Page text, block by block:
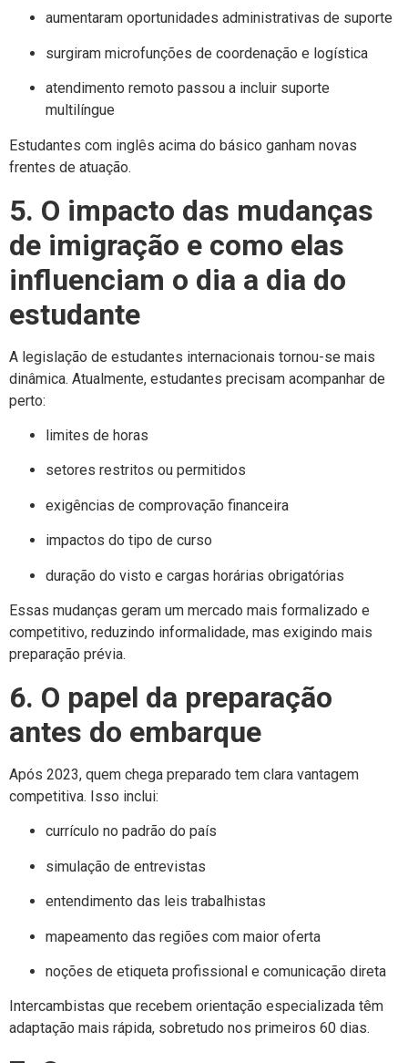
aumentaram oportunidades administrativas de suporte
surgiram microfunções de coordenação e logística
atendimento remoto passou a incluir suporte
multilíngue
Estudantes com inglês acima do básico ganham novas
frentes de atuação.
5. O impacto das mudanças
de imigração e como elas
influenciam o dia a dia do
estudante
A legislação de estudantes internacionais tornou-se mais
dinâmica. Atualmente, estudantes precisam acompanhar de
perto:
limites de horas
setores restritos ou permitidos
exigências de comprovação financeira
impactos do tipo de curso
duração do visto e cargas horárias obrigatórias
Essas mudanças geram um mercado mais formalizado e
competitivo, reduzindo informalidade, mas exigindo mais
preparação prévia.
6. O papel da preparação
antes do embarque
Após 2023, quem chega preparado tem clara vantagem
competitiva. Isso inclui:
currículo no padrão do país
simulação de entrevistas
entendimento das leis trabalhistas
mapeamento das regiões com maior oferta
noções de etiqueta profissional e comunicação direta
Intercambistas que recebem orientação especializada têm
adaptação mais rápida, sobretudo nos primeiros 60 dias.